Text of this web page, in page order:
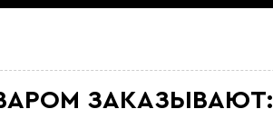
ЗАКАЗЫВАЮТ: